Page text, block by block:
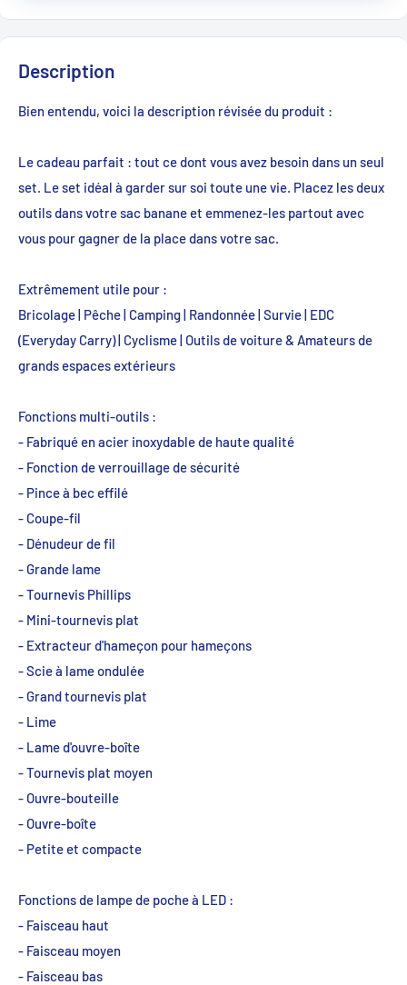
Description
Bien entendu, voici la description révisée du produit :
Le cadeau parfait : tout ce dont vous avez besoin dans un seul
set. Le set idéal à garder sur soi toute une vie. Placez les deux
outils dans votre sac banane et emmenez-les partout avec
vous pour gagner de la place dans votre sac.
Extrêmement utile pour :
Bricolage | Pêche | Camping | Randonnée | Survie | EDC
(Everyday Carry) | Cyclisme | Outils de voiture & Amateurs de
grands espaces extérieurs
Fonctions multi-outils :
- Fabriqué en acier inoxydable de haute qualité
- Fonction de verrouillage de sécurité
- Pince à bec effilé
- Coupe-fil
- Dénudeur de fil
- Grande lame
- Tournevis Phillips
- Mini-tournevis plat
- Extracteur d'hameçon pour hameçons
- Scie à lame ondulée
- Grand tournevis plat
- Lime
- Lame d'ouvre-boîte
- Tournevis plat moyen
- Ouvre-bouteille
- Ouvre-boîte
- Petite et compacte
Fonctions de lampe de poche à LED :
- Faisceau haut
- Faisceau moyen
- Faisceau bas